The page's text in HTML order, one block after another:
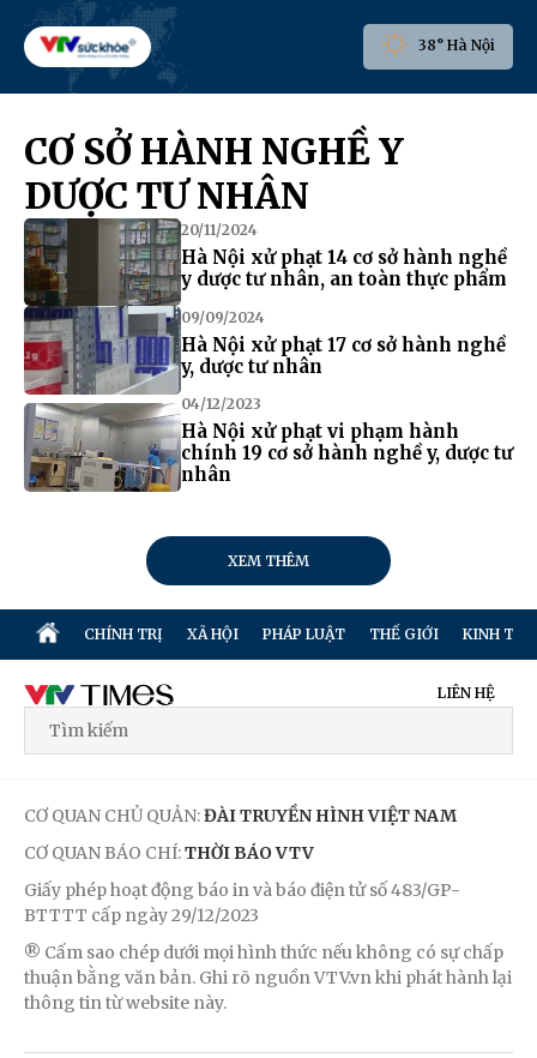
38° Hà Nội
CƠ SỞ HÀNH NGHỀ Y
DƯỢC TƯ NHÂN
20/11/2024
Hà Nội xử phạt 14 cơ sở hành nghề
y dược tư nhân, an toàn thực phẩm
09/09/2024
Hà Nội xử phạt 17 cơ sở hành nghề
y, dược tư nhân
04/12/2023
Hà Nội xử phạt vi phạm hành
chính 19 cơ sở hành nghề y, dược tư
nhân
XEM THÊM
CHÍNH TRỊ XÃ HỘI PHÁP LUẬT THẾ GIỚI KINH TẾ
LIÊN HỆ
CƠ QUAN CHỦ QUẢN:ĐÀI TRUYỀN HÌNH VIỆT NAM
CƠ QUAN BÁO CHÍ:THỜI BÁO VTV
Giấy phép hoạt động báo in và báo điện tử số 483/GP-
BTTTT cấp ngày 29/12/2023
® Cấm sao chép dưới mọi hình thức nếu không có sự chấp
thuận bằng văn bản. Ghi rõ nguồn VTV.vn khi phát hành lại
thông tin từ website này.